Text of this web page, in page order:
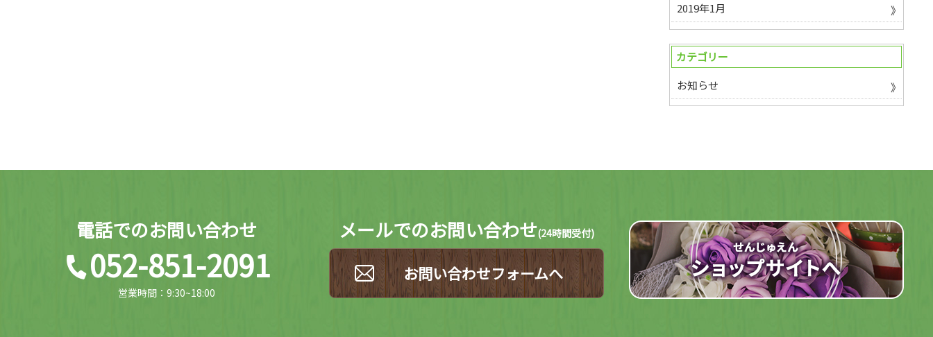
2019年1月
カテゴリー
お知らせ
電話でのお問い合わせ
052-851-2091
営業時間：9:30~18:00
メールでのお問い合わせ(24時間受付)
お問い合わせフォームへ